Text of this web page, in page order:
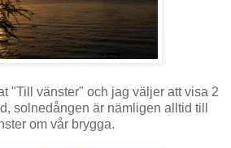
"Till vänster" och jag väljer att visa 2
solnedången är nämligen alltid till
om vår brygga.